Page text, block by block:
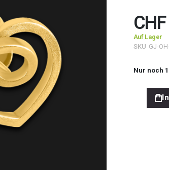
Auf Lager
SKU GJ-
Nur noch 1